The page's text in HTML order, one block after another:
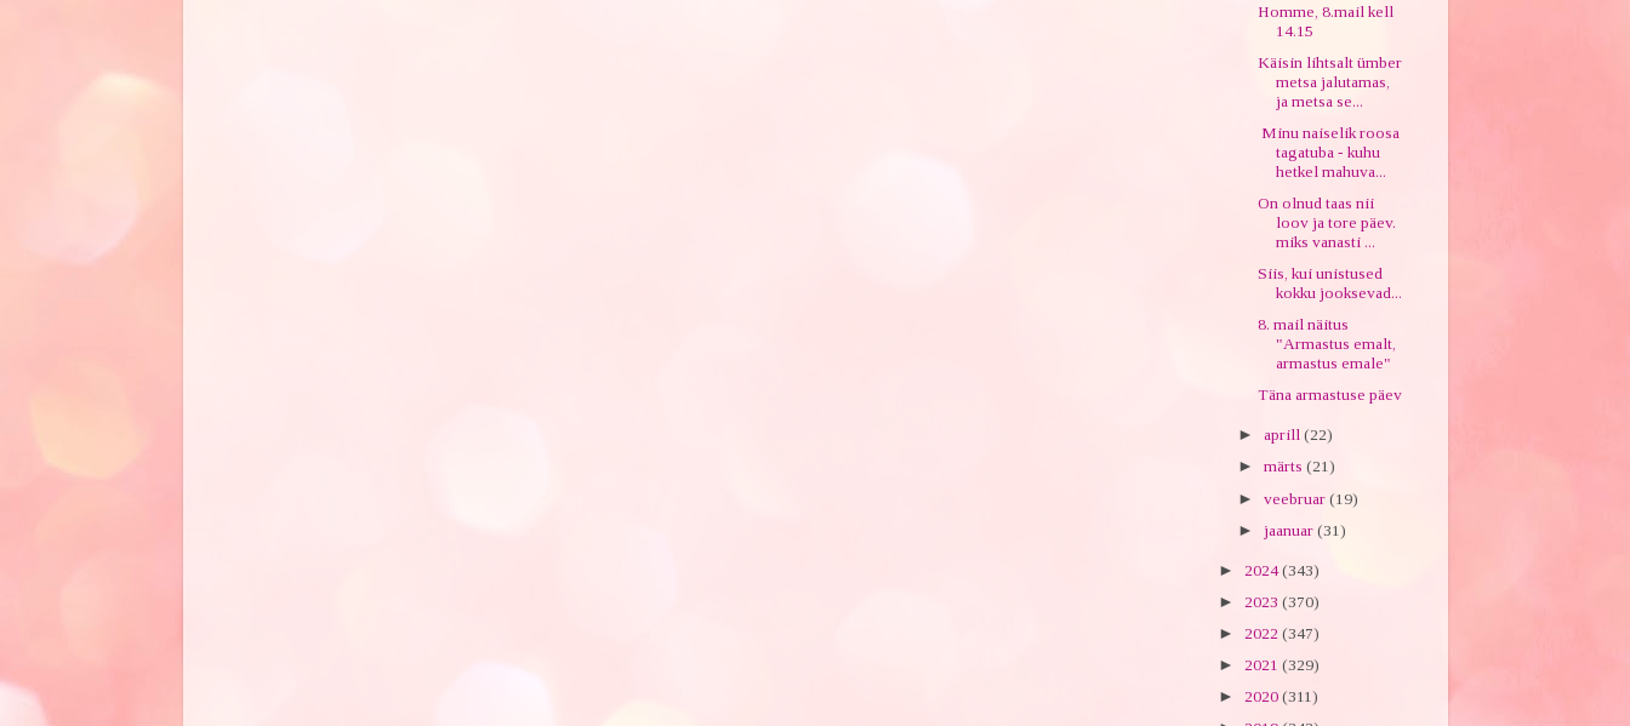
Homme, 8.mail kell
14.15
Käisin lihtsalt ümber
metsa jalutamas,
ja metsa se...
Minu naiselik roosa
tagatuba - kuhu
hetkel mahuva...
On olnud taas nii
loov ja tore päev.
miks vanasti ...
Siis, kui unistused
kokku jooksevad...
8. mail näitus
"Armastus emalt,
armastus emale"
Täna armastuse päev
► aprill (22)
► märts (21)
► veebruar (19)
► jaanuar (31)
► 2024(343)
► 2023 (370)
► 2022 (347)
► 2021 (329)
► 2020 (311)